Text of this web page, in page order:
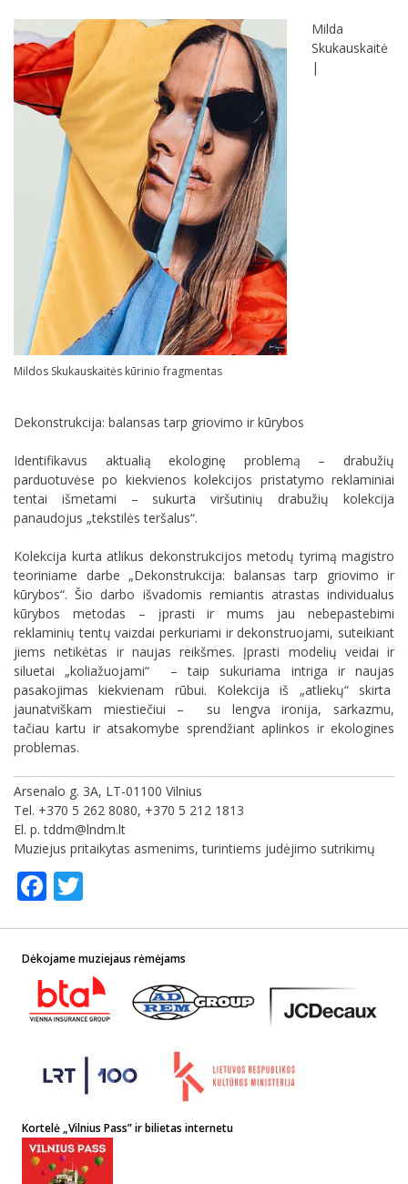
Mildos Skukauskaitės kūrinio fragmentas
Milda
Skukauskaitė
|
Dekonstrukcija: balansas tarp griovimo ir kūrybos
Identifikavus aktualią ekologinę problemą – drabužių
parduotuvėse po kiekvienos kolekcijos pristatymo reklaminiai
tentai išmetami – sukurta viršutinių drabužių kolekcija
panaudojus „tekstilės teršalus“.
Kolekcija kurta atlikus dekonstrukcijos metodų tyrimą magistro
teoriniame darbe „Dekonstrukcija: balansas tarp griovimo ir
kūrybos“. Šio darbo išvadomis remiantis atrastas individualus
kūrybos metodas – įprasti ir mums jau nebepastebimi
reklaminių tentų vaizdai perkuriami ir dekonstruojami, suteikiant
jiems netikėtas ir naujas reikšmes. Įprasti modelių veidai ir
siluetai „koliažuojami“ – taip sukuriama intriga ir naujas
pasakojimas kiekvienam rūbui. Kolekcija iš „atliekų“ skirta
jaunatviškam miestiečiui – su lengva ironija, sarkazmu,
tačiau kartu ir atsakomybe sprendžiant aplinkos ir ekologines
problemas.
Arsenalo g. 3A, LT-01100 Vilnius
Tel. +370 5 262 8080, +370 5 212 1813
El. p. tddm@lndm.lt
Muziejus pritaikytas asmenims, turintiems judėjimo sutrikimų
Facebook
Dėkojame muziejaus rėmėjams
Kortelė „Vilnius Pass” ir bilietas internetu